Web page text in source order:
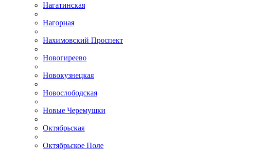
Нагатинская
Нагорная
Нахимовский Проспект
Новогиреево
Новокузнецкая
Новослободская
Новые Черемушки
Октябрьская
Октябрьское Поле